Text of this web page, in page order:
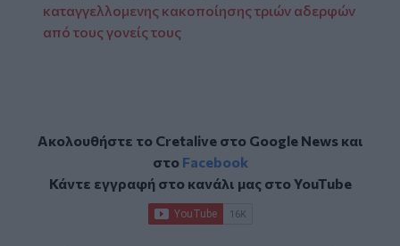
καταγγελλομενης κακοποίησης τριών αδερφών
από τους γονείς τους
Ακολουθήστε το Cretalive στο Google Newsκαι
στο Facebook
Κάντε εγγραφή στο κανάλι μας στοYouTube